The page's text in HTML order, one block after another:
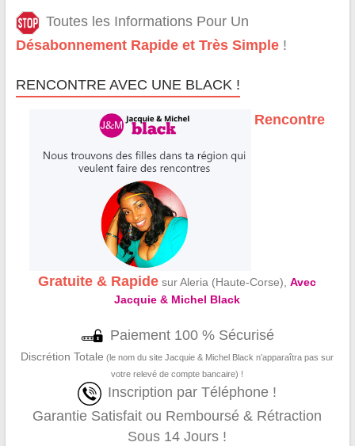
Toutes les Informations Pour Un
Désabonnement Rapide et Très Simple!
RENCONTRE AVEC UNE BLACK !
Rencontre
Gratuite & Rapide sur Aleria (Haute-Corse),Avec
Jacquie & Michel Black
Paiement 100 % Sécurisé
Discrétion Totale (le nom du site Jacquie & Michel Black n’apparaîtra pas sur
votre relevé de compte bancaire) !
Inscription par Téléphone !
Garantie Satisfait ou Remboursé & Rétraction
Sous 14 Jours !